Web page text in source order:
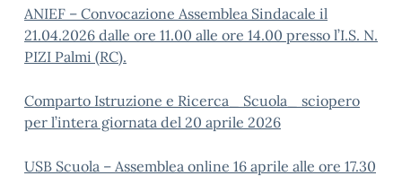
ANIEF – Convocazione Assemblea Sindacale il
21.04.2026 dalle ore 11.00 alle ore 14.00 presso l’I.S. N.
PIZI Palmi (RC).
Comparto Istruzione e Ricerca_ Scuola_ sciopero
per l’intera giornata del 20 aprile 2026
USB Scuola – Assemblea online 16 aprile alle ore 17.30